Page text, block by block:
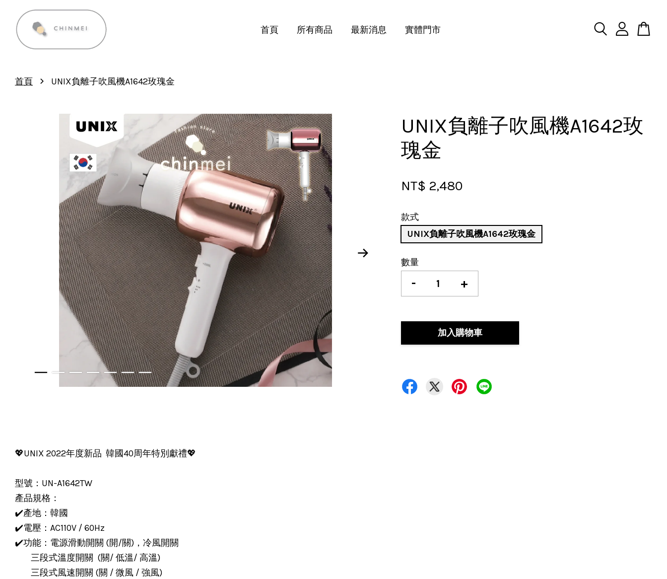
首頁 所有商品 最新消息 實體門市
首頁 › UNIX負離子吹風機A1642玫瑰金
UNIX負離子吹風機A1642玫
瑰金
NT$ 2,480
款式
UNIX負離子吹風機A1642玫瑰金
數量
- +
加入購物車
💖UNIX 2022年度新品 韓國40周年特別獻禮💖
型號：UN-A1642TW
產品規格：
✔️產地：韓國
✔️電壓：AC110V / 60Hz
✔️功能：電源滑動開關 (開/關)，冷風開關
三段式溫度開關 (關/ 低溫/ 高溫)
三段式風速開關 (關 / 微風 / 強風)
繼續購物